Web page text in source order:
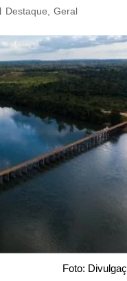
Destaque Geral
Foto: